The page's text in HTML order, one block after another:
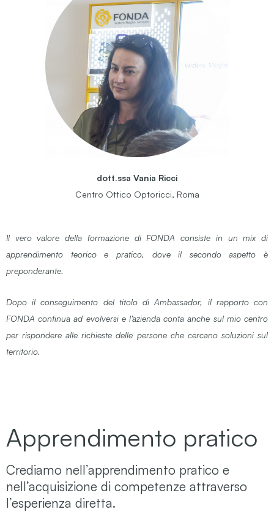
dott.ssa Vania Ricci
Centro Ottico Optoricci, Roma
Il vero valore della formazione di FONDA consiste in un mix di
apprendimento teorico e pratico, dove il secondo aspetto è
preponderante.
Dopo il conseguimento del titolo di Ambassador, il rapporto con
FONDA continua ad evolversi el’azienda conta anche sul mio centro
per rispondere alle richieste delle persone che cercano soluzioni sul
territorio.
Apprendimento pratico
Crediamo nell’apprendimento pratico e
nell’acquisizione di competenze attraverso
l’esperienza diretta.